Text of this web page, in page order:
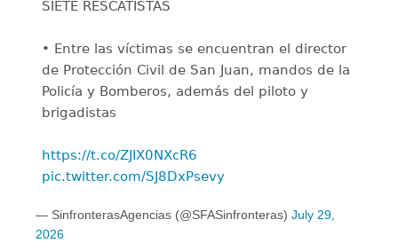
SIETE RESCATISTAS
• Entre las víctimas se encuentran el director
de Protección Civil de San Juan, mandos de la
Policía y Bomberos, además del piloto y
brigadistas
https://t.co/ZJIX0NXcR6
pic.twitter.com/SJ8DxPsevy
— SinfronterasAgencias (@SFASinfronteras) July 29,
2026